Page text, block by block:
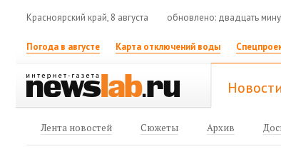
Красноярский край, 8 августа обновлено: двадцать
Погода в августе Карта отключений воды
Новости
Лента новостей Сюжеты Архив